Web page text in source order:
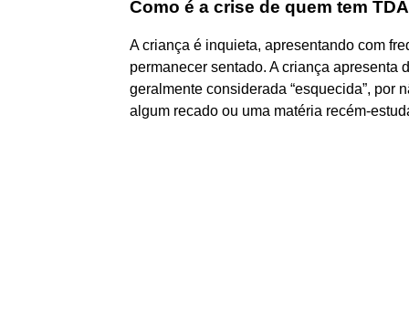
Como é a crise de quem tem
A criança é inquieta, apresentando com
permanecer sentado. A criança apresenta
geralmente considerada “esquecida”, por
algum recado ou uma matéria recém-